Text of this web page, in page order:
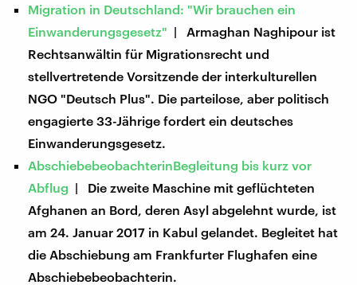
Migration in Deutschland: "Wir brauchen ein
Einwanderungsgesetz" | Armaghan Naghipour ist
Rechtsanwältin für Migrationsrecht und
stellvertretende Vorsitzende der interkulturellen
NGO "Deutsch Plus". Die parteilose, aber politisch
engagierte 33-Jährige fordert ein deutsches
Einwanderungsgesetz.
AbschiebebeobachterinBegleitung bis kurz vor
Abflug | Die zweite Maschine mit geflüchteten
Afghanen an Bord, deren Asyl abgelehnt wurde, ist
am 24. Januar 2017 in Kabul gelandet. Begleitet hat
die Abschiebung am Frankfurter Flughafen eine
Abschiebebeobachterin.